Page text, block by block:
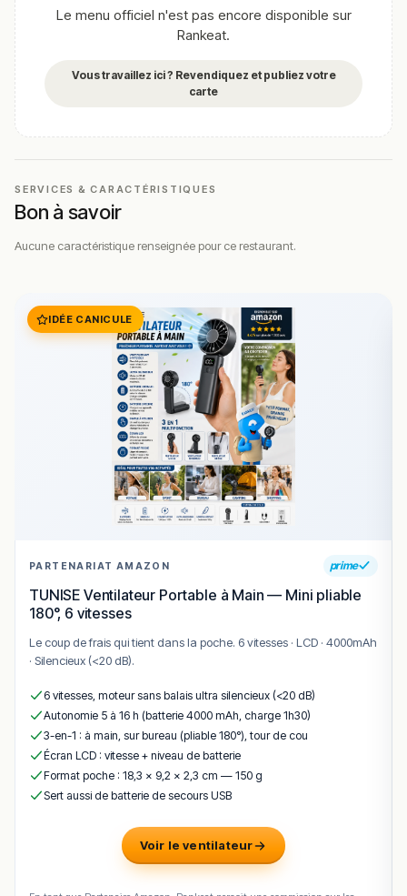
Cette description peut contenir des erreurs, n'hésitez pas à
nous aider en vous rendant sur :Améliorer la fiche de cet
Le menu officiel n'est pas encore disponible sur
Rankeat.
Vous travaillez ici ? Revendiquez et publiez votre
carte
SERVICES & CARACTÉRISTIQUES
Bon à savoir
Aucune caractéristique renseignée pour ce restaurant.
IDÉE CANICULE
PARTENARIAT AMAZON prime
TUNISE Ventilateur Portable à Main — Mini pliable
180°, 6 vitesses
Le coup de frais qui tient dans la poche. 6 vitesses · LCD · 4000mAh
· Silencieux (<20 dB).
6 vitesses, moteur sans balais ultra silencieux (<20 dB)
Autonomie 5 à 16 h (batterie 4000 mAh, charge 1h30)
3-en-1 : à main, sur bureau (pliable 180°), tour de cou
Écran LCD : vitesse + niveau de batterie
Format poche : 18,3 × 9,2 × 2,3 cm — 150 g
Sert aussi de batterie de secours USB
Voir le ventilateur